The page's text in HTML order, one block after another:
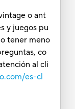
o ant
y juegos pu
tener meno
co
al cli
es-cl